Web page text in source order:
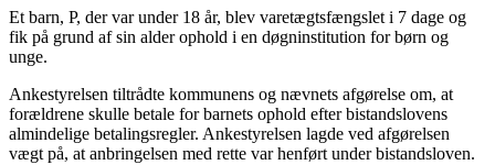
Et barn, P, der var under 18 år, blev varetægtsfængslet i 7 dage og
fik på grund af sin alder ophold i en døgninstitution for børn og
unge.
Ankestyrelsen tiltrådte kommunens og nævnets afgørelse om, at
forældrene skulle betale for barnets ophold efter bistandslovens
almindelige betalingsregler. Ankestyrelsen lagde ved afgørelsen
vægt på, at anbringelsen med rette var henført under bistandsloven.